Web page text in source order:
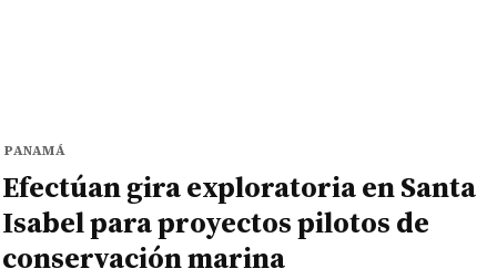
PANAMÁ
Efectúan gira exploratoria en Santa
Isabel para proyectos pilotos de
conservación marina